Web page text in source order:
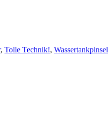
, Tolle Technik!, Wassertankpinsel